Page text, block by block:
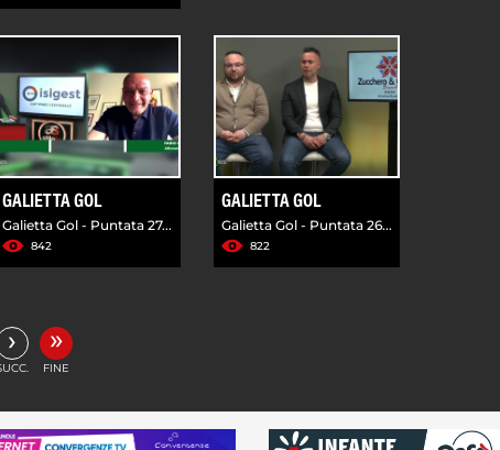
GALIETTA GOL
Galietta Gol - Puntata 27...
842
GALIETTA GOL
Galietta Gol - Puntata 26...
822
› »
FINE